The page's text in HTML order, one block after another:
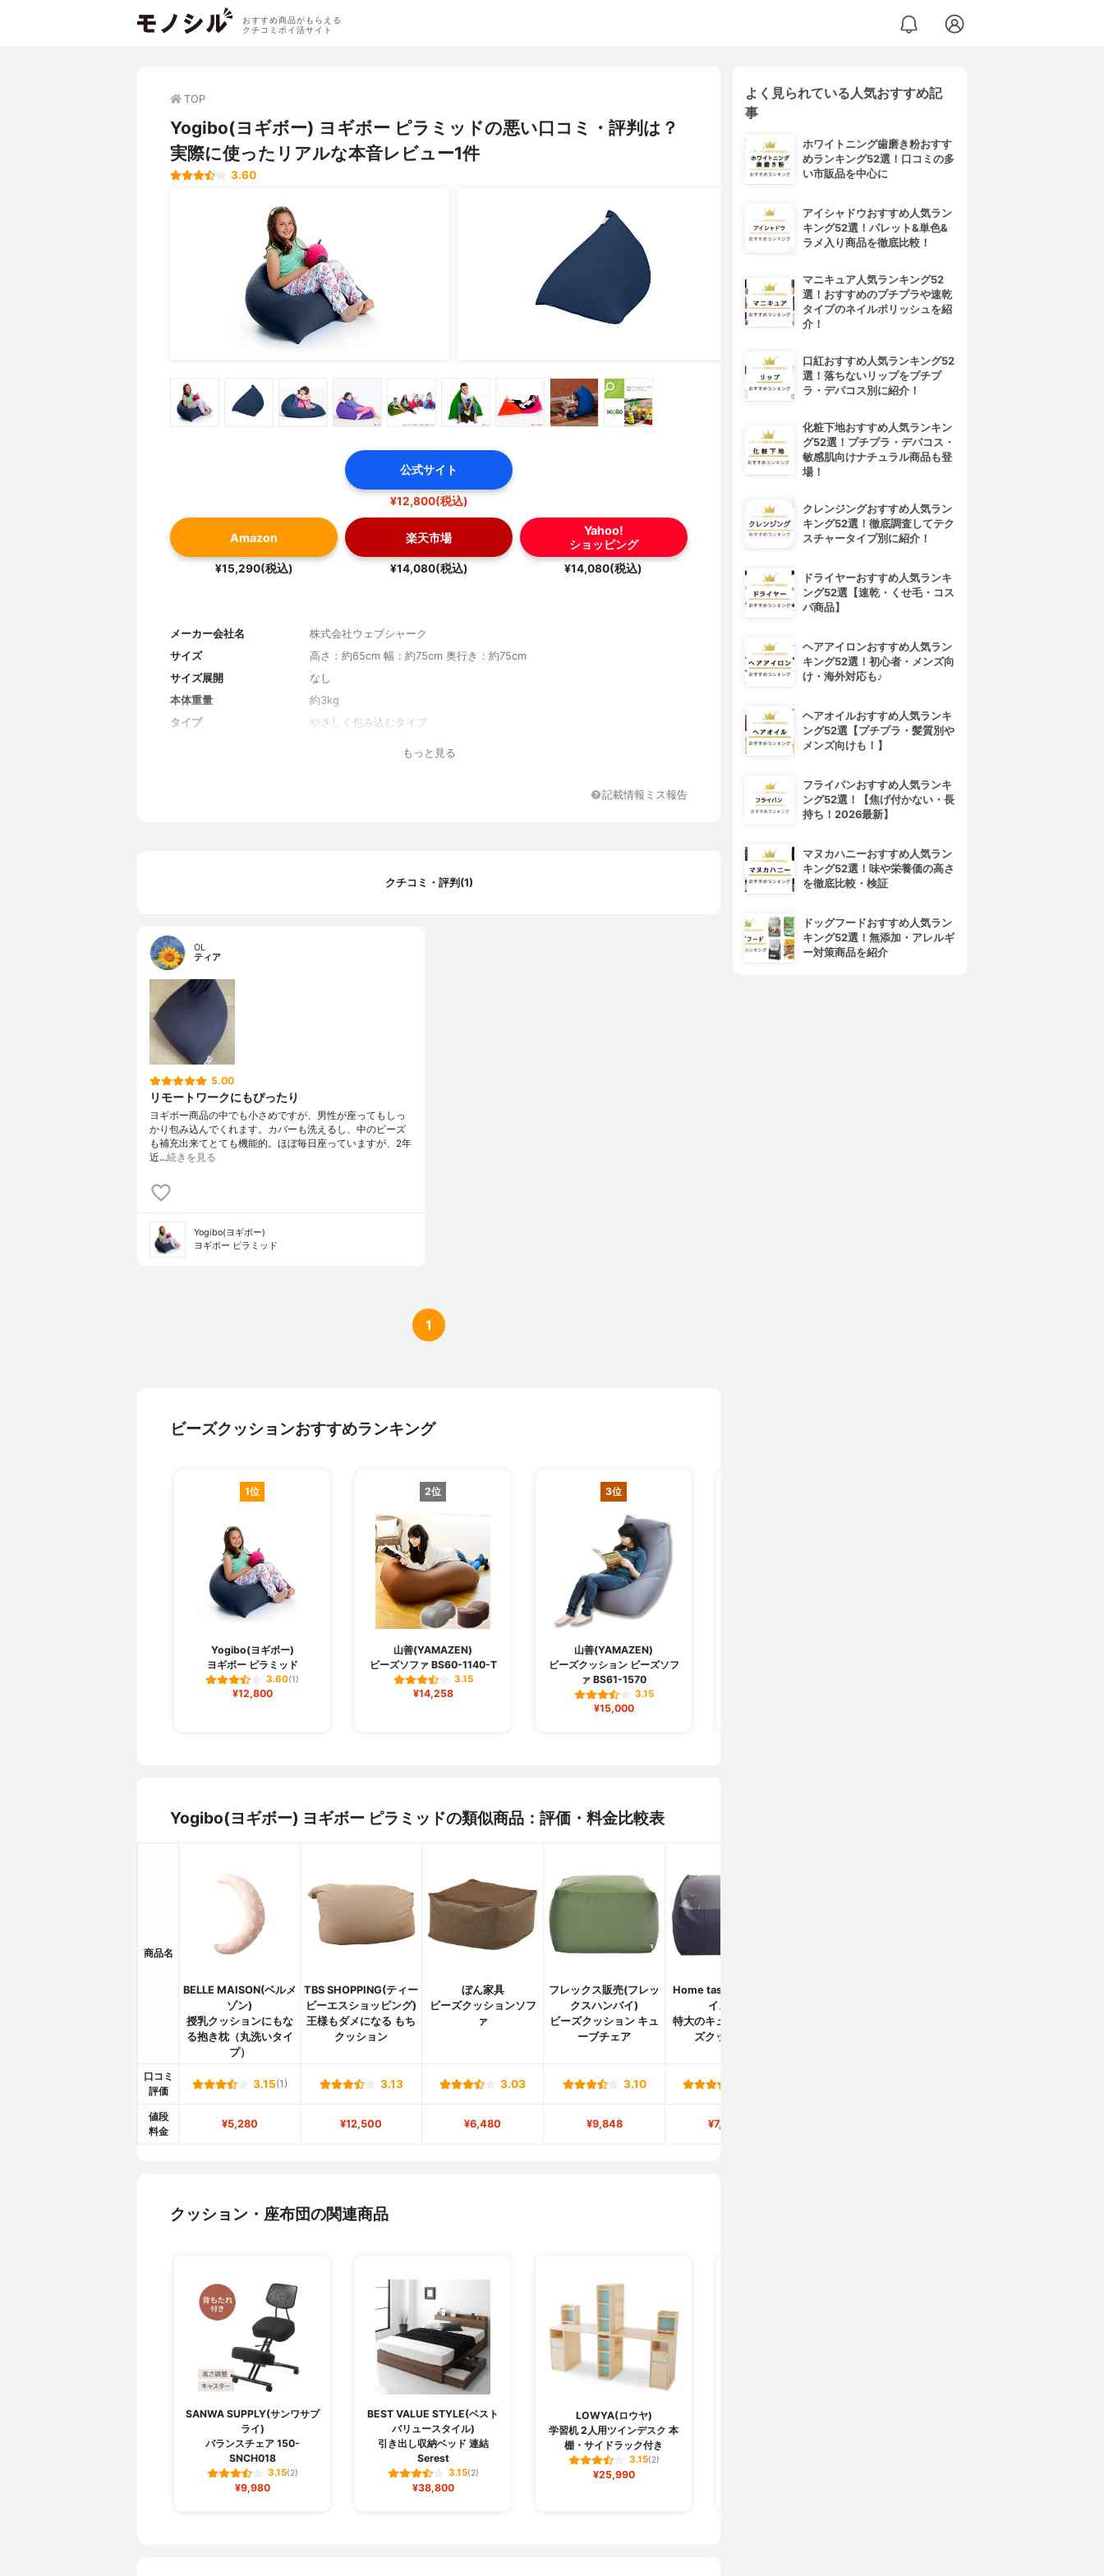
おすすめ商品がもらえる
クチコミポイ活サイト
TOP
Yogibo(ヨギボー) ヨギボー ピラミッドの悪い口コミ・評判は？
実際に使ったリアルな本音レビュー1件
3.60
公式サイト
¥12,800(税込)
Amazon
¥15,290(税込)
楽天市場
¥14,080(税込)
Yahoo!
ショッピング
¥14,080(税込)
メーカー会社名
株式会社ウェブシャーク
サイズ
高さ：約65cm 幅：約75cm 奥行き：約75cm
サイズ展開
なし
本体重量
約3kg
タイプ
やさしく包み込むタイプ
ネイビーブルー、アクアブルー、レッド、ディープパープル、パープル、オレ
もっと見る
記載情報ミス報告
クチコミ・評判(1)
OL
ティア
5.00
リモートワークにもぴったり
ヨギボー商品の中でも小さめですが、男性が座ってもしっ
かり包み込んでくれます。カバーも洗えるし、中のビーズ
も補充出来てとても機能的。ほぼ毎日座っていますが、2年
近…続きを見る
Yogibo(ヨギボー)
ヨギボー ピラミッド
1
ビーズクッションおすすめランキング
1位
Yogibo(ヨギボー)
ヨギボー ピラミッド
3.60(1)
¥12,800
2位
山善(YAMAZEN)
ビーズソファ BS60-1140-T
3.15
¥14,258
3位
山善(YAMAZEN)
ビーズクッション ビーズソフ
ァ BS61-1570
3.15
¥15,000
Yogibo(ヨギボー) ヨギボー ピラミッドの類似商品：評価・料金比較表
商品名
BELLE MAISON(ベルメ
ゾン)
授乳クッションにもな
る抱き枕（丸洗いタイ
プ）
TBS SHOPPING(ティー
ビーエスショッピング)
王様もダメになる もち
クッション
ぼん家具
ビーズクッションソフ
ァ
フレックス販売(フレッ
クスハンバイ)
ビーズクッション キュ
ーブチェア
Home taste(ホームテ
イスト)
特大のキューブ型ビー
ズクッション
口コミ
評価
3.15(1) 3.13 3.03 3.10
値段
料金
¥5,280 ¥12,500 ¥6,480 ¥9,848 ¥7,446
クッション・座布団の関連商品
SANWA SUPPLY(サンワサプ
ライ)
バランスチェア 150-
SNCH018
3.15(2)
¥9,980
BEST VALUE STYLE(ベスト
バリュースタイル)
引き出し収納ベッド 連結
Serest
3.15(2)
¥38,800
LOWYA(ロウヤ)
学習机 2人用ツインデスク 本
棚・サイドラック付き
3.15(2)
¥25,990
よく見られている人気おすすめ記
事
ホワイトニング歯磨き粉おすす
めランキング52選！口コミの多
い市販品を中心に
アイシャドウおすすめ人気ラン
キング52選！パレット&単色&
ラメ入り商品を徹底比較！
マニキュア人気ランキング52
選！おすすめのプチプラや速乾
タイプのネイルポリッシュを紹
介！
口紅おすすめ人気ランキング52
選！落ちないリップをプチプ
ラ・デパコス別に紹介！
化粧下地おすすめ人気ランキン
グ52選！プチプラ・デパコス・
敏感肌向けナチュラル商品も登
場！
クレンジングおすすめ人気ラン
キング52選！徹底調査してテク
スチャータイプ別に紹介！
ドライヤーおすすめ人気ランキ
ング52選【速乾・くせ毛・コス
パ商品】
ヘアアイロンおすすめ人気ラン
キング52選！初心者・メンズ向
け・海外対応も♪
ヘアオイルおすすめ人気ランキ
ング52選【プチプラ・髪質別や
メンズ向けも！】
フライパンおすすめ人気ランキ
ング52選！【焦げ付かない・長
持ち！2026最新】
マヌカハニーおすすめ人気ラン
キング52選！味や栄養価の高さ
を徹底比較・検証
ドッグフードおすすめ人気ラン
キング52選！無添加・アレルギ
ー対策商品を紹介